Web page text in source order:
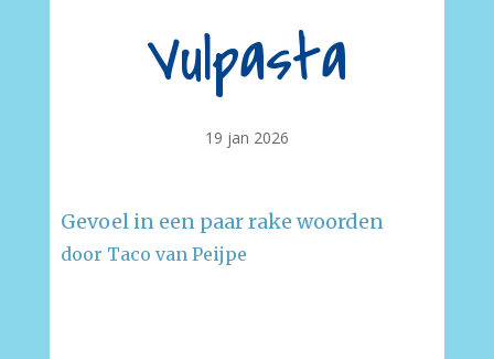
Vulpasta
19 jan 2026
Gevoel in een paar rake woorden
door Taco van Peijpe